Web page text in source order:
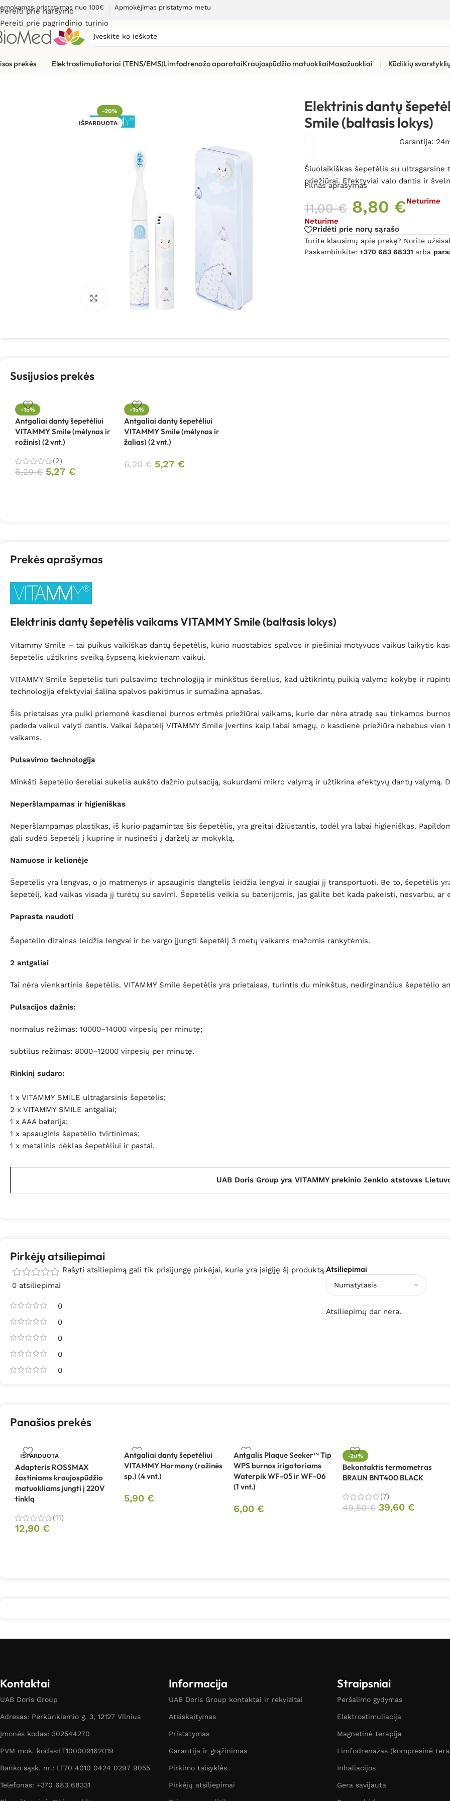
Pereiti prie naršymo
Pereiti prie pagrindinio turinio
pristatymas nuo 100€ Apmokėjimas pristatymo metu
prekės Elektrostimuliatoriai (TENS/EMS)Limfodrenažo aparataiKraujospūdžio matuokliaiMasažuokliai Kūdikių
Sveikatos priežiūrai » Elektrinis dantų
-20%
IŠPARDUOTA
Spustelėkite, kad padidintumėte
Elektrinis dantų
Smile (baltasis lokys)
Garantija:
Šiuolaikiškas šepetėlis su ultragarsine
priežiūrai. Efektyviai valo dantis ir
Pilnas aprašymas
11,00€ 8,80 €Neturime
Neturime
Pridėti prie norų sąrašo
Turite klausimų apie prekę? Norite
Paskambinkite:+370 683 68331 arba
Susijusios prekės
-15%
Antgaliai dantų šepetėliui
VITAMMY Smile (mėlynas ir
rožinis) (2 vnt.)
(2)
6,20€ 5,27 €
-15%
Antgaliai dantų šepetėliui
VITAMMY Smile (mėlynas ir
žalias) (2 vnt.)
6,20€ 5,27€
Prekės aprašymas
Elektrinis dantų šepetėlis vaikams VITAMMY Smile (baltasis lokys)
Vitammy Smile – tai puikus vaikiškas dantų šepetėlis, kurio nuostabios spalvos ir piešiniai motyvuos vaikus laikytis
šepetėlis užtikrins sveiką šypseną kiekvienam vaikui.
VITAMMY Smile šepetėlis turi pulsavimo technologiją ir minkštus šerelius, kad užtikrintų puikią valymo kokybę ir
technologija efektyviai šalina spalvos pakitimus ir sumažina apnašas.
Šis prietaisas yra puiki priemonė kasdienei burnos ertmės priežiūrai vaikams, kurie dar nėra atradę sau tinkamos
padeda vaikui valyti dantis. Vaikai šėpetėlį VITAMMY Smile įvertins kaip labai smagų, o kasdienė priežiūra nebebus
vaikams.
Pulsavimo technologija
Minkšti šepetėlio šereliai sukelia aukšto dažnio pulsaciją, sukurdami mikro valymą ir užtikrina efektyvų dantų valymą.
Neperšlampamas ir higieniškas
Neperšlampamas plastikas, iš kurio pagamintas šis šepetėlis, yra greitai džiūstantis, todėl yra labai higieniškas.
gali sudėti šepetėlį į kuprinę ir nusinešti į darželį ar mokyklą.
Namuose ir kelionėje
Šepetėlis yra lengvas, o jo matmenys ir apsauginis dangtelis leidžia lengvai ir saugiai jį transportuoti. Be to, šepetėlis
šepetėlį, kad vaikas visada jį turėtų su savimi. Šepetėlis veikia su baterijomis, jas galite bet kada pakeisti, nesvarbu, ar
Paprasta naudoti
Šepetėlio dizainas leidžia lengvai ir be vargo įjungti šepetėlį 3 metų vaikams mažomis rankytėmis.
2 antgaliai
Tai nėra vienkartinis šepetėlis. VITAMMY Smile šepetėlis yra prietaisas, turintis du minkštus, nedirginančius šepetėlio
Pulsacijos dažnis:
normalus režimas: 10000–14000 virpesių per minutę;
subtilus režimas: 8000–12000 virpesių per minutę.
Rinkinį sudaro:
1 x VITAMMY SMILE ultragarsinis šepetėlis;
2 x VITAMMY SMILE antgaliai;
1 x AAA baterija;
1 x apsauginis šepetėlio tvirtinimas;
1 x metalinis dėklas šepetėliui ir pastai.
UAB Doris Group yra VITAMMY prekinio ženklo atstovas
Pirkėjų atsiliepimai
0 atsiliepimai
0
0
0
0
0
Atsiliepimai
Atsiliepimų dar nėra.
Rašyti atsiliepimą gali tik prisijungę pirkėjai, kurie yra įsigiję šį produktą.
Panašios prekės
IŠPARDUOTA
Adapteris ROSSMAX
žastiniams kraujospūdžio
matuokliams jungti į 220V
tinklą
(11)
12,90 €
Antgaliai dantų šepetėliui
VITAMMY Harmony (rožinės
sp.) (4 vnt.)
5,90€
Antgalis Plaque Seeker™ Tip
WPS burnos irigatoriams
Waterpik WF-05 ir WF-06
(1 vnt.)
6,00 €
-20%
Bekontaktis termometras
BRAUN BNT400 BLACK
(7)
49,50€ 39,60 €
Kontaktai
UAB Doris Group
Adresas: Perkūnkiemio g. 3, 12127 Vilnius
Įmonės kodas: 302544270
PVM mok. kodas:LT100009162019
Banko sąsk. nr.: LT70 4010 0424 0297 9055
Telefonas: +370 683 68331
Informacija
UAB Doris Group kontaktai ir rekvizitai
Atsiskaitymas
Pristatymas
Garantija ir grąžinimas
Pirkimo taisyklės
Pirkėjų atsiliepimai
Straipsniai
Peršalimo gydymas
Elektrostimuliacija
Magnetinė terapija
Limfodrenažas (kompresinė
Inhaliacijos
Gera savijauta